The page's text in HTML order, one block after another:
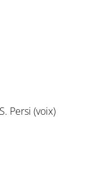
Persi (voix)